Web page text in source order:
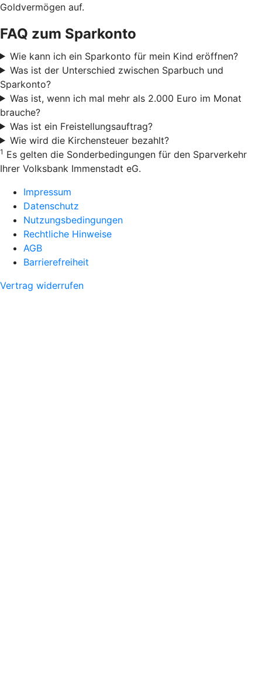
Goldvermögen auf.
FAQ zum Sparkonto
Wie kann ich ein Sparkonto für mein Kind eröffnen?
Was ist der Unterschied zwischen Sparbuch und
Sparkonto?
Was ist, wenn ich mal mehr als 2.000 Euro im Monat
brauche?
Was ist ein Freistellungsauftrag?
Wie wird die Kirchensteuer bezahlt?
1 Es gelten die Sonderbedingungen für den Sparverkehr
Ihrer Volksbank Immenstadt eG.
Impressum
Datenschutz
Nutzungsbedingungen
Rechtliche Hinweise
AGB
Barrierefreiheit
Vertrag widerrufen